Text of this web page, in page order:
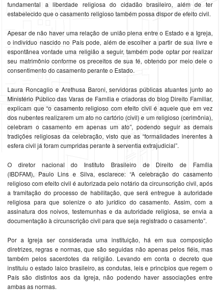
fundamental a liberdade religiosa do cidadão brasileiro, além de ter
estabelecido que o casamento religioso também possa dispor de efeito civil.
Apesar de não haver uma relação de união plena entre o Estado e a Igreja,
o indivíduo nascido no País pode, além de escolher a partir de sua livre e
espontânea vontade uma religião a seguir, também pode optar por realizar
seu matrimônio conforme os preceitos de sua fé, obtendo por meio dele o
consentimento do casamento perante o Estado.
Laura Roncaglio e Arethusa Baroni, servidoras públicas atuantes junto ao
Ministério Público das Varas de Família e criadoras do blog Direito Familiar,
explicam que “o casamento religioso com efeito civil é aquele que em vez
dos nubentes realizarem um ato no cartório (civil) e um religioso (cerimônia),
celebram o casamento em apenas um ato”, podendo seguir as demais
tradições religiosas da celebração, visto que as “formalidades inerentes à
esfera civil já foram cumpridas perante à serventia extrajudicial”.
O diretor nacional do Instituto Brasileiro de Direito de Família
(IBDFAM), Paulo Lins e Silva, esclarece: “A celebração do casamento
religioso com efeito civil é autorizada pelo notário da circunscrição civil, após
a tramitação do processo de habilitação, que será entregue à autoridade
religiosa para que solenize o ato jurídico do casamento. Assim, com a
assinatura dos noivos, testemunhas e da autoridade religiosa, se envia a
documentação à circunscrição civil para que seja registrado o casamento”.
Por a Igreja ser considerada uma instituição, há em sua composição
diretrizes, regras e normas, que são seguidas não apenas pelos fiéis, mas
também pelos sacerdotes da religião. Levando em conta o decreto que
instituiu o estado laico brasileiro, as condutas, leis e princípios que regem o
País são distintos aos da Igreja, não podendo haver associações entre
ambas as normas.